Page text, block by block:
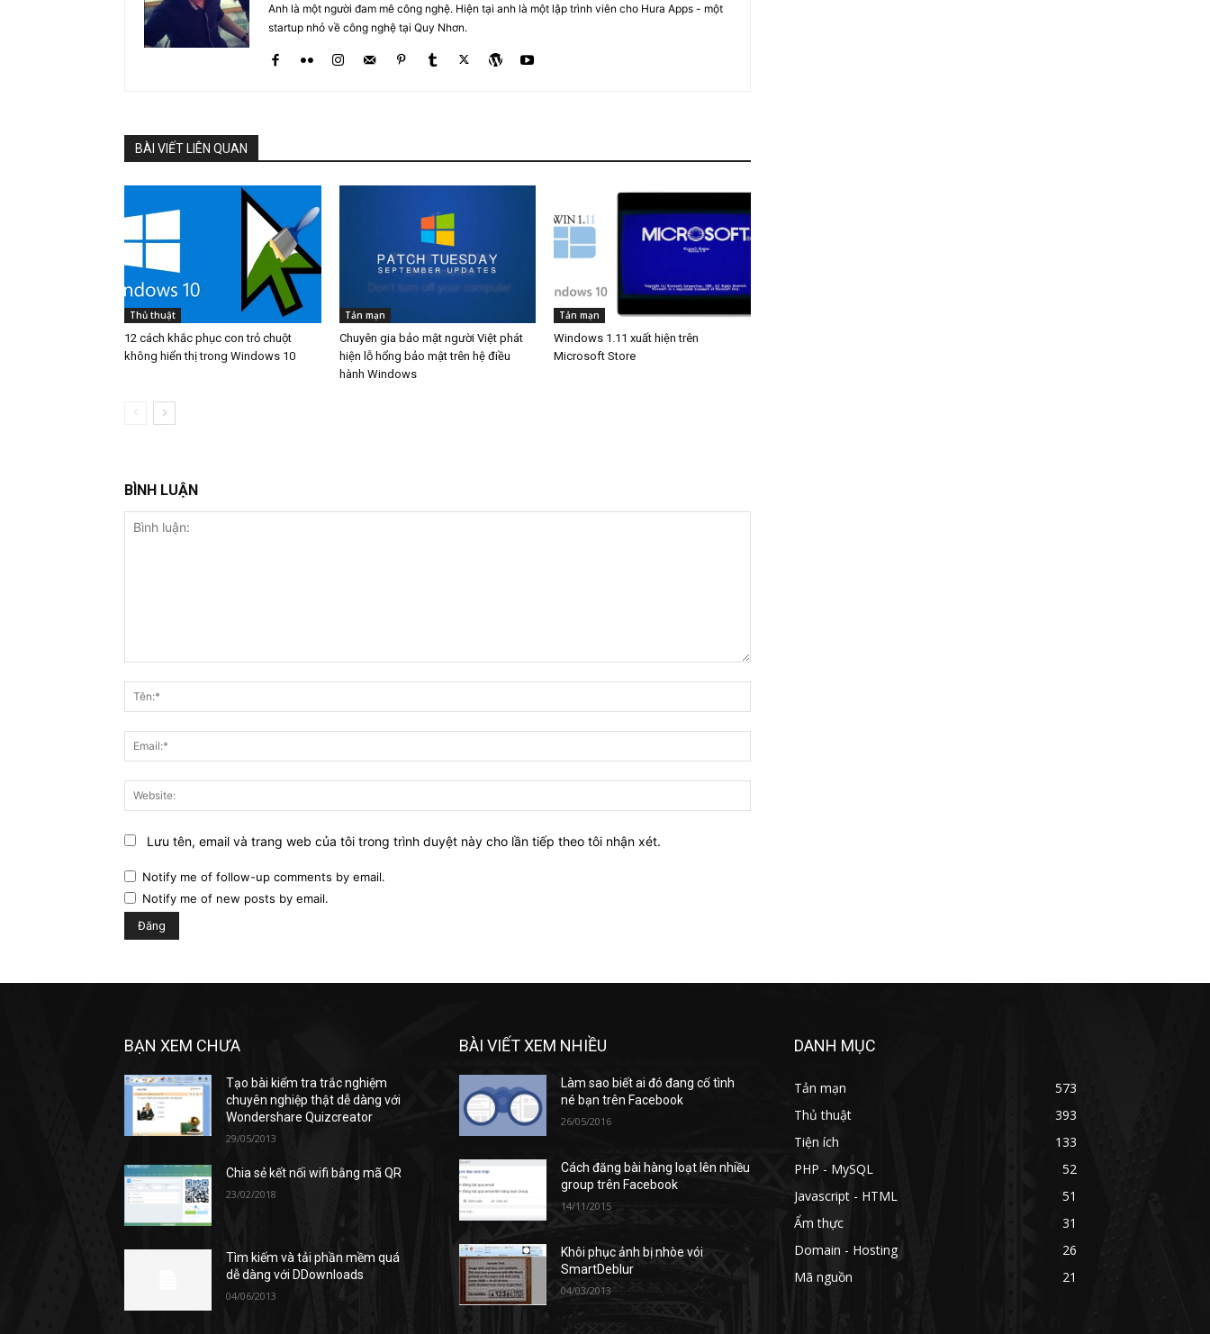
Anh là một người đam mê công nghệ. Hiện tại anh là một lập trình viên cho Hura Apps - một
startup nhỏ về công nghệ tại Quy Nhơn.
BÀI VIẾT LIÊN QUAN
Thủ thuật
12 cách khắc phục con trỏ chuột
không hiển thị trong Windows 10
Tản mạn
Chuyên gia bảo mật người Việt phát
hiện lỗ hổng bảo mật trên hệ điều
hành Windows
Tản mạn
Windows 1.11 xuất hiện trên
Microsoft Store
BÌNH LUẬN
luận:
Lưu tên, email và trang web của tôi trong trình duyệt này cho lần tiếp theo tôi nhận xét.
Notify me of follow-up comments by email.
Notify me of new posts by email.
BẠN XEM CHƯA
Tạo bài kiểm tra trắc nghiệm
chuyên nghiệp thật dễ dàng với
Wondershare Quizcreator
29/05/2013
Chia sẻ kết nối wifi bằng mã QR
23/02/2018
Tìm kiếm và tải phần mềm quá
dễ dàng với DDownloads
04/06/2013
BÀI VIẾT XEM NHIỀU
Làm sao biết ai đó đang cố tình
né bạn trên Facebook
26/05/2016
Cách đăng bài hàng loạt lên nhiều
group trên Facebook
14/11/2015
Khôi phục ảnh bị nhòe vói
SmartDeblur
04/03/2013
DANH MỤC
Tản mạn
573
Thủ thuật
393
Tiện ích
133
PHP - MySQL
52
Javascript - HTML
51
Ẩm thực
31
Domain - Hosting
26
Mã nguồn
21